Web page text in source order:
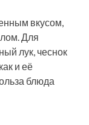
вкусом,
Для
лук, чеснок
и её
блюда